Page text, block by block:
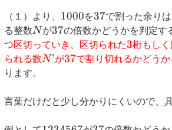
（１）より、 1000
1000を37
37で割った余りは
る整数N
Nが37
37の倍数かどうかを判定す
つ区切っていき、区切られた3
3桁もしく
られる数N’
N’が37
37で割り切れるかどう
ります。
言葉だけだと少し分かりにくいので、